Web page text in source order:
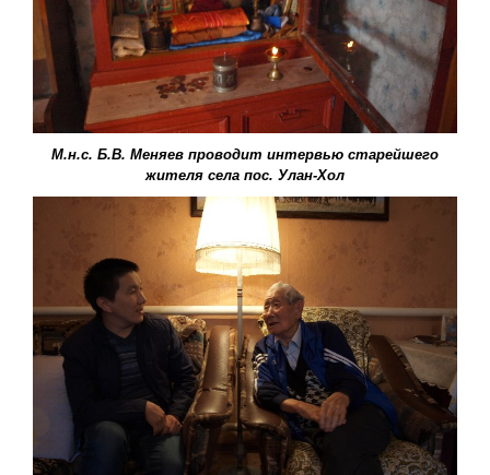
М.н.с. Б.В. Меняев проводит интервью старейшего
жителя села пос. Улан-Хол